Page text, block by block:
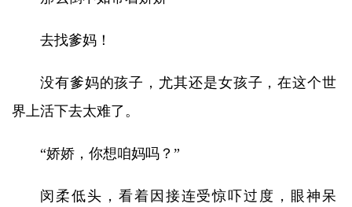
去找爹妈！
没有爹妈的孩子，尤其还是女孩子，在这个世
界上活下去太难了。
“娇娇，你想咱妈吗？”
闵柔低头，看着因接连受惊吓过度，眼神呆